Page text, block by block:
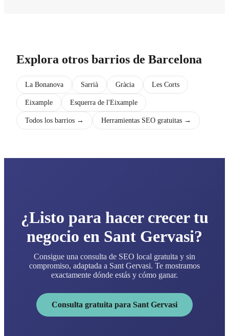
Explora otros barrios de Barcelona
La Bonanova Sarrià Gràcia Les Corts
Eixample Esquerra de l'Eixample
Todos los barrios → Herramientas SEO gratuitas →
¿Listo para hacer crecer tu
negocio en Sant Gervasi?
Consigue una consulta de SEO local gratuita y sin
compromiso, adaptada a Sant Gervasi. Te mostramos
exactamente dónde estás y cómo ganar.
Consulta gratuita para Sant Gervasi